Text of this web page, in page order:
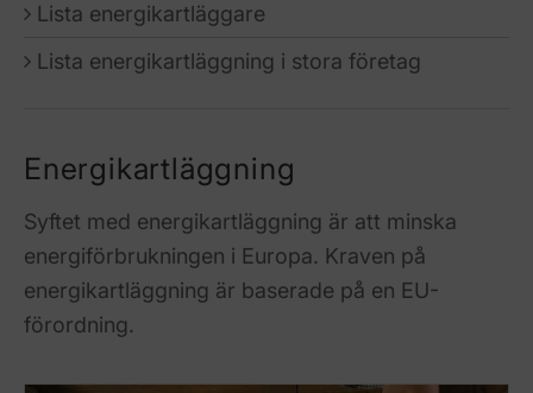
Lista energikartläggare
Lista energikartläggning i stora företag
Energikartläggning
Syftet med energikartläggning är att minska
energiförbrukningen i Europa. Kraven på
energikartläggning är baserade på en EU-
förordning.